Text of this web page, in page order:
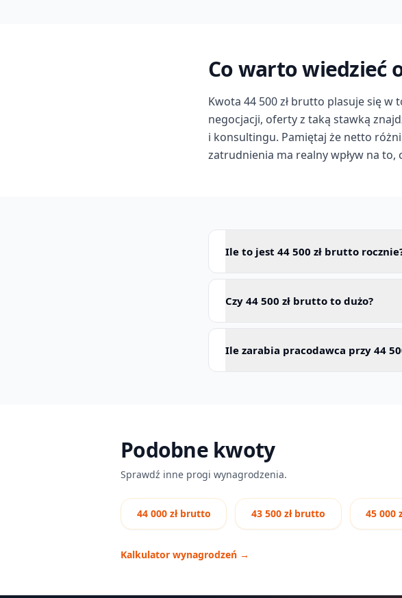
Co warto wiedzieć
Kwota 44 500 zł brutto plasuje się
negocjacji, oferty z taką stawką
i konsultingu. Pamiętaj że netto
zatrudnienia ma realny wpływ na to,
Ile to jest 44 500 zł brutto
Czy 44 500 zł brutto to dużo?
Ile zarabia pracodawca przy 44
Podobne kwoty
Sprawdź inne progi wynagrodzenia.
44 000 zł brutto 43 500 zł brutto 45 000
Kalkulator wynagrodzeń →